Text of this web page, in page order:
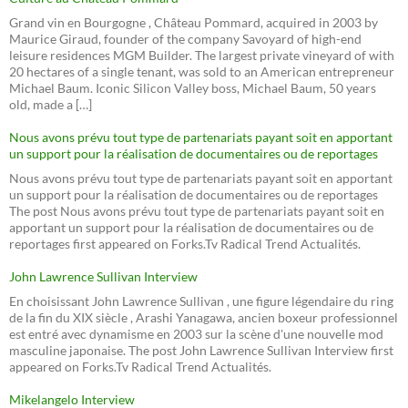
Grand vin en Bourgogne , Château Pommard, acquired in 2003 by
Maurice Giraud, founder of the company Savoyard of high-end
leisure residences MGM Builder. The largest private vineyard of with
20 hectares of a single tenant, was sold to an American entrepreneur
Michael Baum. Iconic Silicon Valley boss, Michael Baum, 50 years
old, made a […]
Nous avons prévu tout type de partenariats payant soit en apportant
un support pour la réalisation de documentaires ou de reportages
Nous avons prévu tout type de partenariats payant soit en apportant
un support pour la réalisation de documentaires ou de reportages
The post Nous avons prévu tout type de partenariats payant soit en
apportant un support pour la réalisation de documentaires ou de
reportages first appeared on Forks.Tv Radical Trend Actualités.
John Lawrence Sullivan Interview
En choisissant John Lawrence Sullivan , une figure légendaire du ring
de la fin du XIX siècle , Arashi Yanagawa, ancien boxeur professionnel
est entré avec dynamisme en 2003 sur la scène d'une nouvelle mod
masculine japonaise. The post John Lawrence Sullivan Interview first
appeared on Forks.Tv Radical Trend Actualités.
Mikelangelo Interview